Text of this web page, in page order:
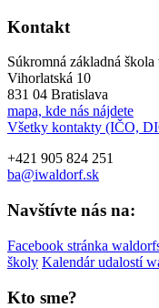
Kontakt
Súkromná základná
Vihorlatská 10
831 04 Bratislava
mapa, kde nás nájdete
Všetky kontakty (IČO,
+421 905 824 251
ba@iwaldorf.sk
Navštívte nás na:
Facebook stránka
školy Kalendár udalostí
Kto sme?